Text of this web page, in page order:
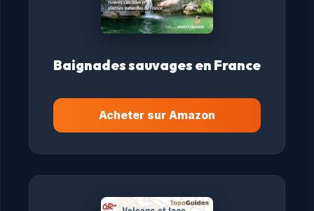
Baignades sauvages en France
Acheter sur Amazon